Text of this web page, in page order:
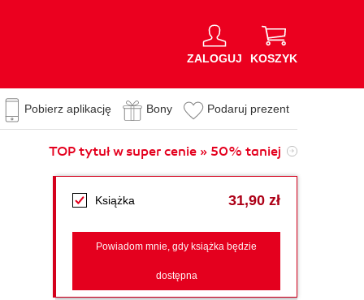
ZALOGUJ KOSZYK
Pobierz aplikację Bony Podaruj prezent
TOP tytuł w super cenie » 50% taniej
Książka 31,90 zł
Powiadom mnie, gdy książka będzie
dostępna